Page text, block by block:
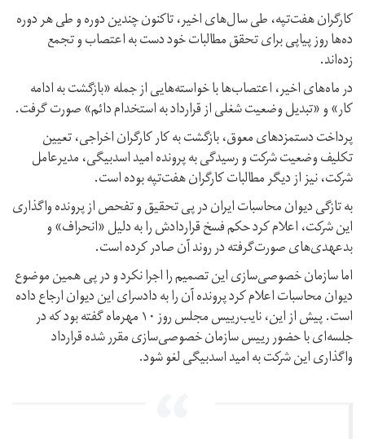
کارگران هفت‌تپه، طی سال‌های اخیر، تاکنون چندین دوره و طی هر دوره
ده‌ها روز پیاپی برای تحقق مطالبات خود دست به اعتصاب و تجمع
زده‌اند.
در ماه‌های اخیر، اعتصاب‌ها با خواسته‌هایی از جمله «بازگشت به ادامه
کار» و «تبدیل وضعیت شغلی از قرارداد به استخدام دائم» صورت گرفت.
پرداخت دستمزدهای معوق، بازگشت به کار کارگران اخراجی،‌ تعیین
تکلیف وضعیت شرکت و رسیدگی به پرونده امید اسدبیگی، مدیرعامل
شرکت،‌ نیز از دیگر مطالبات کارگران هفت‌تپه بوده است.
به تازگی دیوان محاسبات ایران در پی تحقیق و تفحص از پرونده واگذاری
این شرکت، اعلام کرد حکم فسخ قراردادش را به دلیل «انحراف» و
بدعهدی‌های صورت‌گرفته در روند آن صادر کرده است.
اما سازمان خصوصی‌سازی این تصمیم را اجرا نکرد و در پی همین موضوع
دیوان محاسبات اعلام کرد پرونده آن را به دادسرای این دیوان ارجاع داده
است. پیش از این، نایب‌رییس مجلس روز ۱۰ مهرماه گفته بود که در
جلسه‌ای با حضور رییس‌ سازمان خصوصی‌سازی مقرر شده قرارداد
واگذاری این شرکت به امید اسدبیگی لغو شود.